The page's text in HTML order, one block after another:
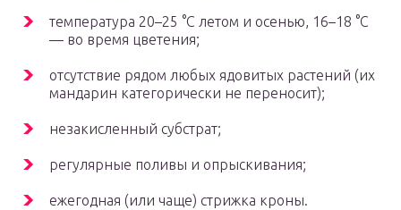
температура 20–25 °C летом и осенью, 16–18 °C
— во время цветения;
отсутствие рядом любых ядовитых растений (их
мандарин категорически не переносит);
незакисленный субстрат;
регулярные поливы и опрыскивания;
ежегодная (или чаще) стрижка кроны.